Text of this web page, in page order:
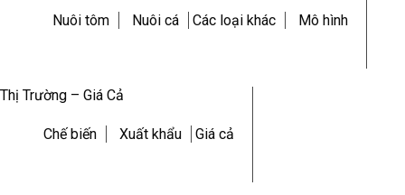
Nuôi tôm Nuôi cá Các loại khác Mô hình
Thị Trường – Giá Cả
Chế biến Xuất khẩu Giá cả